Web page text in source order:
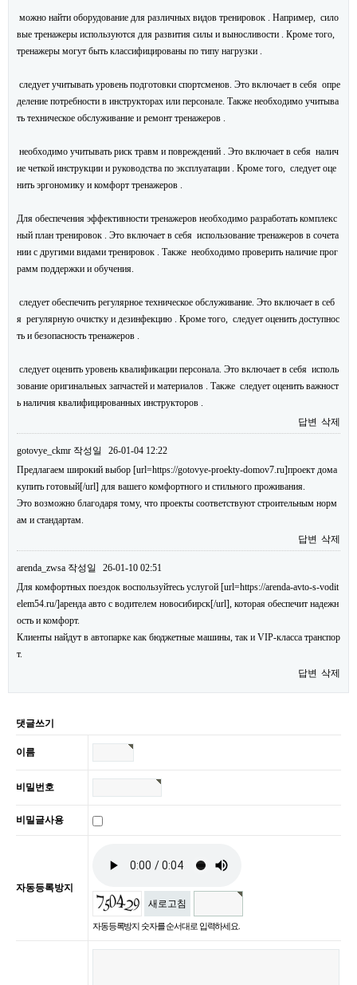
можно найти оборудование для различных видов тренировок . Например, сило
вые тренажеры используются для развития силы и выносливости . Кроме того,
тренажеры могут быть классифицированы по типу нагрузки .
следует учитывать уровень подготовки спортсменов. Это включает в себя опре
деление потребности в инструкторах или персонале. Также необходимо учитыва
ть техническое обслуживание и ремонт тренажеров .
необходимо учитывать риск травм и повреждений . Это включает в себя налич
ие четкой инструкции и руководства по эксплуатации . Кроме того, следует оце
нить эргономику и комфорт тренажеров .
Для обеспечения эффективности тренажеров необходимо разработать комплекс
ный план тренировок . Это включает в себя использование тренажеров в сочета
нии с другими видами тренировок . Также необходимо проверить наличие прог
рамм поддержки и обучения.
следует обеспечить регулярное техническое обслуживание. Это включает в себ
я регулярную очистку и дезинфекцию . Кроме того, следует оценить доступнос
ть и безопасность тренажеров .
следует оценить уровень квалификации персонала. Это включает в себя исполь
зование оригинальных запчастей и материалов . Также следует оценить важност
ь наличия квалифицированных инструкторов .
답변 삭제
gotovye_ckmr 작성일
26-01-04 12:22
Предлагаем широкий выбор [url=https://gotovye-proekty-domov7.ru]проект дома
купить готовый[/url] для вашего комфортного и стильного проживания.
Это возможно благодаря тому, что проекты соответствуют строительным норм
ам и стандартам.
답변 삭제
arenda_zwsa 작성일
26-01-10 02:51
Для комфортных поездок воспользуйтесь услугой [url=https://arenda-avto-s-vodit
elem54.ru/]аренда авто с водителем новосибирск[/url], которая обеспечит надежн
ость и комфорт.
Клиенты найдут в автопарке как бюджетные машины, так и VIP-класса транспор
т.
답변 삭제
댓글쓰기
이름
비밀번호
비밀글사용
자동등록방지
새로고침
자동등록방지 숫자를 순서대로 입력하세요.